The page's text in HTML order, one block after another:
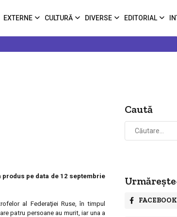
EXTERNE CULTURĂ DIVERSE EDITORIAL
pe data de 12 septembrie
al Federaţiei Ruse, în timpul
patru persoane au murit, iar una a
Caută
Caută
după:
FACEBOOK